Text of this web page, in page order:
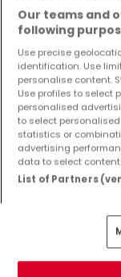
Our teams and
following
Use precise
identification. Use
personalise content.
Use profiles to select
personalised
to select
statistics or
advertising
data to select content.
List of Partners